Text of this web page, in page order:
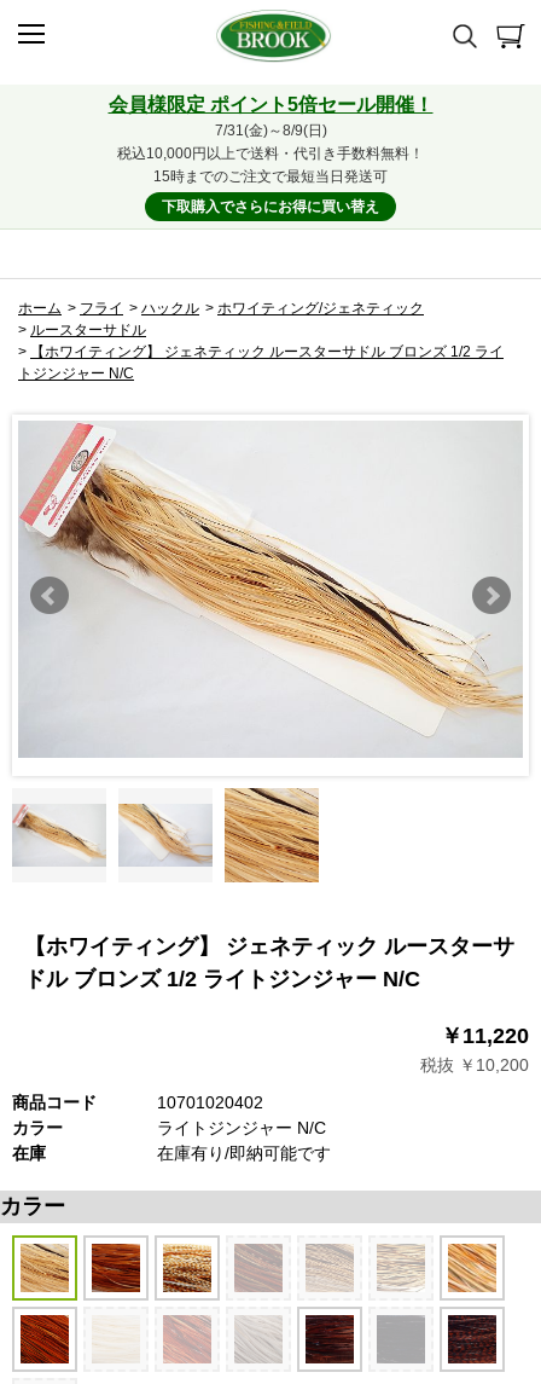
会員様限定 ポイント5倍セール開催！
7/31(金)～8/9(日)
税込10,000円以上で送料・代引き手数料無料！
15時までのご注文で最短当日発送可
下取購入でさらにお得に買い替え
ホーム > フライ > ハックル > ホワイティング/ジェネティック
> ルースターサドル
>
【ホワイティング】 ジェネティック ルースターサドル ブロンズ 1/2 ライ
トジンジャー N/C
【ホワイティング】 ジェネティック ルースターサ
ドル ブロンズ 1/2 ライトジンジャー N/C
￥11,220
税抜 ￥10,200
商品コード
10701020402
カラー
ライトジンジャー N/C
在庫
在庫有り/即納可能です
カラー